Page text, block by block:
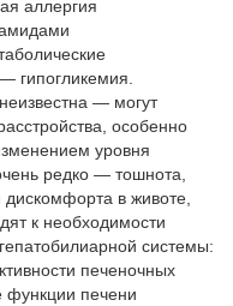
аллергия
гипогликемия.
— могут
особенно
уровня
редко — тошнота,
в животе,
к необходимости
системы:
печеночных
функции печени